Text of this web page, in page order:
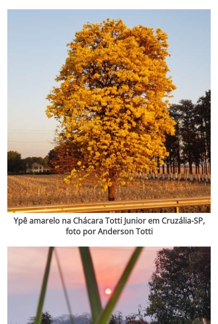
Ypê amarelo na Chácara Totti Junior em Cruzália-SP,
foto por Anderson Totti